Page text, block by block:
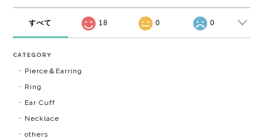
すべて 18 0 0
CATEGORY
Pierce＆Earring
Ring
Ear Cuff
Necklace
others